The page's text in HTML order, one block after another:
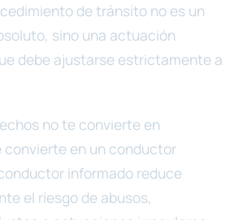
de tránsito no es un
sino una actuación
debe ajustarse estrictamente a
no te convierte en
en un conductor
informado reduce
el riesgo de abusos,